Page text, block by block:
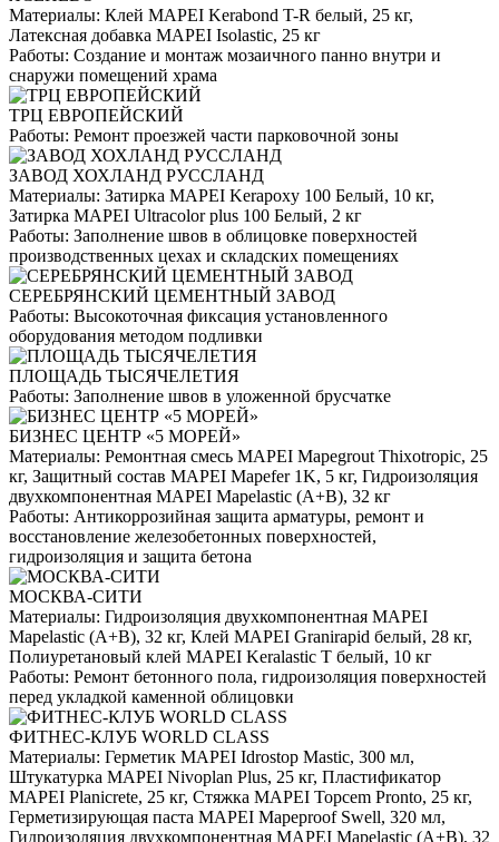
Материалы: Клей MAPEI Kerabond T-R белый, 25 кг,
Латексная добавка MAPEI Isolastic, 25 кг
Работы: Создание и монтаж мозаичного панно внутри и
снаружи помещений храма
ТРЦ ЕВРОПЕЙСКИЙ
Работы: Ремонт проезжей части парковочной зоны
ЗАВОД ХОХЛАНД РУССЛАНД
Материалы: Затирка MAPEI Kerapoxy 100 Белый, 10 кг,
Затирка MAPEI Ultracolor plus 100 Белый, 2 кг
Работы: Заполнение швов в облицовке поверхностей
производственных цехах и складских помещениях
СЕРЕБРЯНСКИЙ ЦЕМЕНТНЫЙ ЗАВОД
Работы: Высокоточная фиксация установленного
оборудования методом подливки
ПЛОЩАДЬ ТЫСЯЧЕЛЕТИЯ
Работы: Заполнение швов в уложенной брусчатке
БИЗНЕС ЦЕНТР «5 МОРЕЙ»
Материалы: Ремонтная смесь MAPEI Mapegrout Thixotropic, 25
кг, Защитный состав MAPEI Mapefer 1K, 5 кг, Гидроизоляция
двухкомпонентная MAPEI Mapelastic (А+B), 32 кг
Работы: Антикоррозийная защита арматуры, ремонт и
восстановление железобетонных поверхностей,
гидроизоляция и защита бетона
МОСКВА-СИТИ
Материалы: Гидроизоляция двухкомпонентная MAPEI
Mapelastic (А+B), 32 кг, Клей MAPEI Granirapid белый, 28 кг,
Полиуретановый клей MAPEI Keralastic T белый, 10 кг
Работы: Ремонт бетонного пола, гидроизоляция поверхностей
перед укладкой каменной облицовки
ФИТНЕС-КЛУБ WORLD CLASS
Материалы: Герметик MAPEI Idrostop Mastic, 300 мл,
Штукатурка MAPEI Nivoplan Plus, 25 кг, Пластификатор
MAPEI Planicrete, 25 кг, Стяжка MAPEI Topcem Pronto, 25 кг,
Герметизирующая паста MAPEI Mapeproof Swell, 320 мл,
Гидроизоляция двухкомпонентная MAPEI Mapelastic (А+B), 32